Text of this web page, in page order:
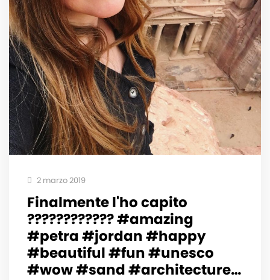
2 marzo 2019
Finalmente l'ho capito
???????????? #amazing
#petra #jordan #happy
#beautiful #fun #unesco
#wow #sand #architecture…